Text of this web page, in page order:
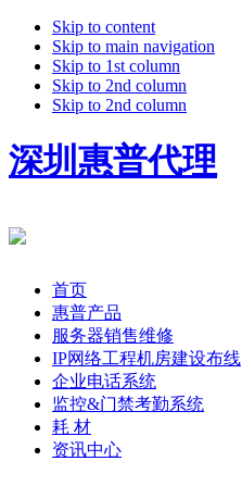
Skip to content
Skip to main navigation
Skip to 1st column
Skip to 2nd column
Skip to 2nd column
深圳惠普代理
首页
惠普产品
服务器销售维修
IP网络工程机房建设布线
企业电话系统
监控&门禁考勤系统
耗 材
资讯中心